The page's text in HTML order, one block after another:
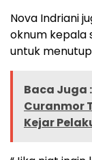
Nova Indriani
oknum kepala
untuk
Baca Juga :
Curanmor
Kejar